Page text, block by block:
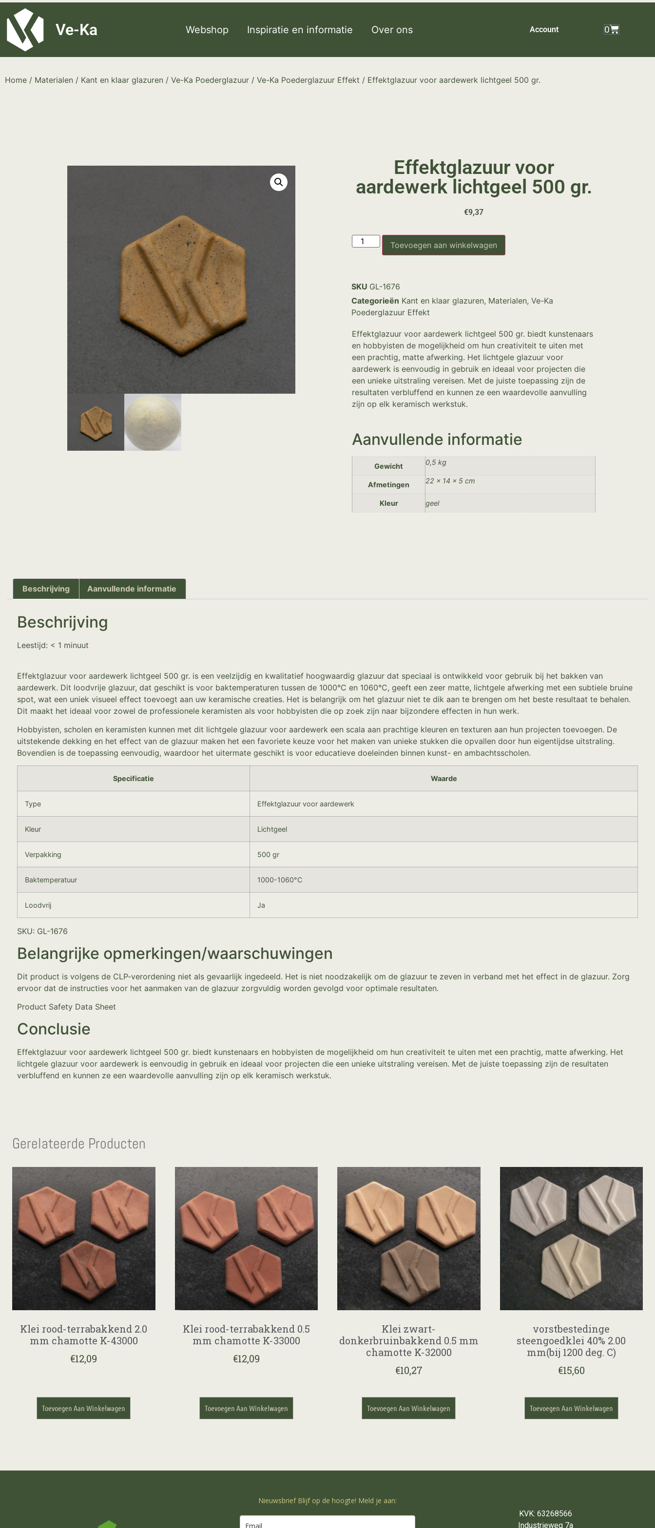
G-8P7N3X5BJ9
Ve-Ka Webshop Inspiratie en informatie Over ons Account 0
Home / Materialen / Kant en klaar glazuren / Ve-Ka Poederglazuur / Ve-Ka Poederglazuur Effekt / Effektglazuur voor aardewerk lichtgeel 500 gr.
Effektglazuur voor
aardewerk lichtgeel 500 gr.
€9,37
Toevoegen aan winkelwagen
SKU GL-1676
Categorieën Kant en klaar glazuren, Materialen, Ve-Ka
Poederglazuur Effekt
Effektglazuur voor aardewerk lichtgeel 500 gr. biedt kunstenaars
en hobbyisten de mogelijkheid om hun creativiteit te uiten met
een prachtig, matte afwerking. Het lichtgele glazuur voor
aardewerk is eenvoudig in gebruik en ideaal voor projecten die
een unieke uitstraling vereisen. Met de juiste toepassing zijn de
resultaten verbluffend en kunnen ze een waardevolle aanvulling
zijn op elk keramisch werkstuk.
Aanvullende informatie
Gewicht 0,5 kg
Afmetingen 22 × 14 × 5 cm
Kleur geel
Beschrijving Aanvullende informatie
Beschrijving
Leestijd: < 1 minuut
Effektglazuur voor aardewerk lichtgeel 500 gr. is een veelzijdig en kwalitatief hoogwaardig glazuur dat speciaal is ontwikkeld voor gebruik bij het bakken van
aardewerk. Dit loodvrije glazuur, dat geschikt is voor baktemperaturen tussen de 1000°C en 1060°C, geeft een zeer matte, lichtgele afwerking met een subtiele bruine
spot, wat een uniek visueel effect toevoegt aan uw keramische creaties. Het is belangrijk om het glazuur niet te dik aan te brengen om het beste resultaat te behalen.
Dit maakt het ideaal voor zowel de professionele keramisten als voor hobbyisten die op zoek zijn naar bijzondere effecten in hun werk.
Hobbyisten, scholen en keramisten kunnen met dit lichtgele glazuur voor aardewerk een scala aan prachtige kleuren en texturen aan hun projecten toevoegen. De
uitstekende dekking en het effect van de glazuur maken het een favoriete keuze voor het maken van unieke stukken die opvallen door hun eigentijdse uitstraling.
Bovendien is de toepassing eenvoudig, waardoor het uitermate geschikt is voor educatieve doeleinden binnen kunst- en ambachtsscholen.
Specificatie Waarde
Type Effektglazuur voor aardewerk
Kleur Lichtgeel
Verpakking 500 gr
Baktemperatuur 1000-1060°C
Loodvrij Ja
SKU: GL-1676
Belangrijke opmerkingen/waarschuwingen
Dit product is volgens de CLP-verordening niet als gevaarlijk ingedeeld. Het is niet noodzakelijk om de glazuur te zeven in verband met het effect in de glazuur. Zorg
ervoor dat de instructies voor het aanmaken van de glazuur zorgvuldig worden gevolgd voor optimale resultaten.
Product Safety Data Sheet
Conclusie
Effektglazuur voor aardewerk lichtgeel 500 gr. biedt kunstenaars en hobbyisten de mogelijkheid om hun creativiteit te uiten met een prachtig, matte afwerking. Het
lichtgele glazuur voor aardewerk is eenvoudig in gebruik en ideaal voor projecten die een unieke uitstraling vereisen. Met de juiste toepassing zijn de resultaten
verbluffend en kunnen ze een waardevolle aanvulling zijn op elk keramisch werkstuk.
Gerelateerde Producten
Klei rood-terrabakkend 2.0
mm chamotte K-43000
€12,09
Toevoegen Aan Winkelwagen
Klei rood-terrabakkend 0.5
mm chamotte K-33000
€12,09
Toevoegen Aan Winkelwagen
Klei zwart-
donkerbruinbakkend 0.5 mm
chamotte K-32000
€10,27
Toevoegen Aan Winkelwagen
vorstbestedinge
steengoedklei 40% 2.00
mm(bij 1200 deg. C)
€15,60
Toevoegen Aan Winkelwagen
Nieuwsbrief Blijf op de hoogte! Meld je aan:
KVK: 63268566
Industrieweg 7a